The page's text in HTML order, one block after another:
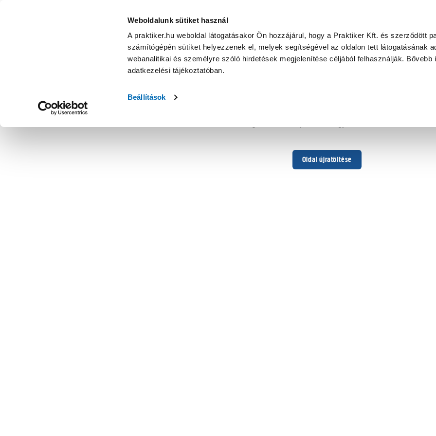
Weboldalunk sütiket használ
A praktiker.hu weboldal látogatásakor Ön hozzájárul, hogy a Praktiker Kft. és szerződött
számítógépén sütiket helyezzenek el, melyek segítségével az oldalon tett látogatásának
webanalitikai és személyre szóló hirdetések megjelenítése céljából felhasználják. Bővebb
adatkezelési tájékoztatóban.
Beállítások
Oldal újratöltése